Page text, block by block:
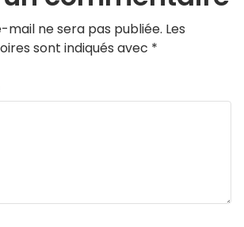
mail ne sera pas publiée. Les
sont indiqués avec *